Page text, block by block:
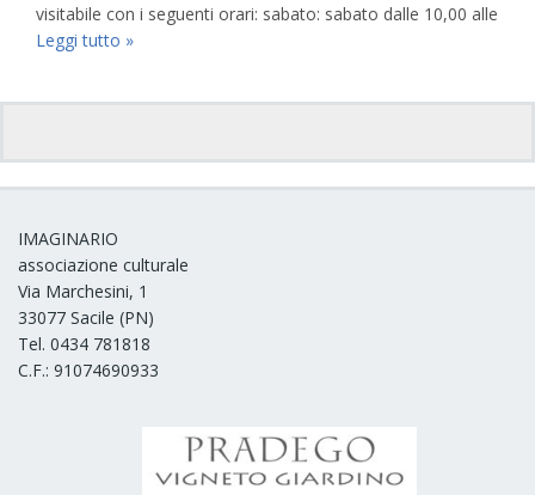
visitabile con i seguenti orari: sabato: sabato dalle 10,00 alle
Leggi tutto »
IMAGINARIO
associazione culturale
Via Marchesini, 1
33077 Sacile (PN)
Tel. 0434 781818
C.F.: 91074690933